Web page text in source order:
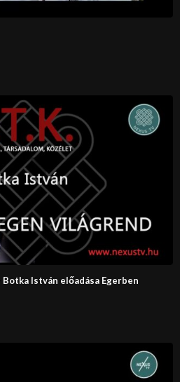
Botka István előadása Egerben